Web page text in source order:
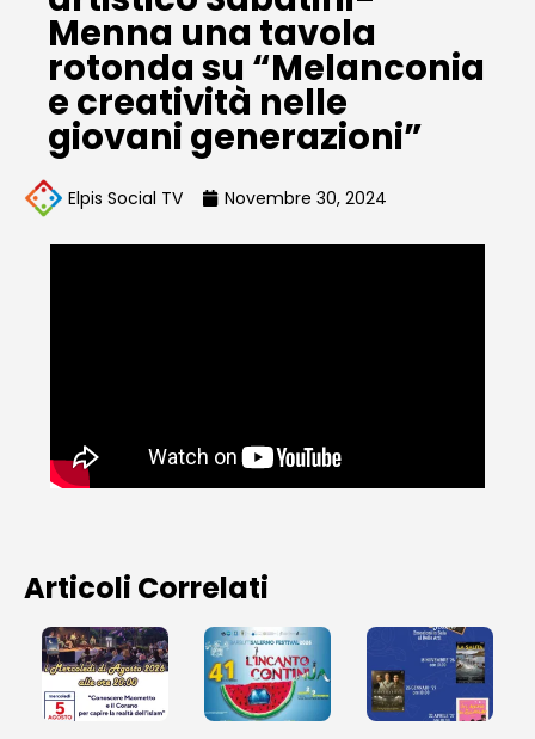
Menna una tavola
rotonda su “Melanconia
e creatività nelle
giovani generazioni”
Elpis Social TV Novembre 30, 2024
Articoli Correlati